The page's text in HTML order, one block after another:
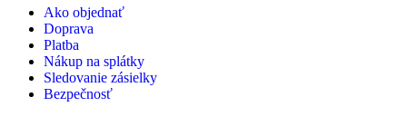
Ako objednať
Doprava
Platba
Nákup na splátky
Sledovanie zásielky
Bezpečnosť